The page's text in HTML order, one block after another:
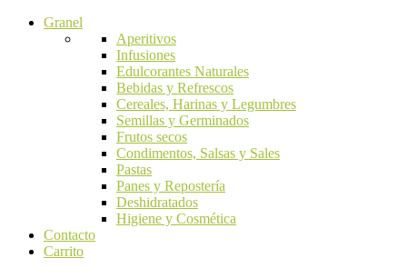
Granel
Aperitivos
Infusiones
Edulcorantes Naturales
Bebidas y Refrescos
Cereales, Harinas y Legumbres
Semillas y Germinados
Frutos secos
Condimentos, Salsas y Sales
Pastas
Panes y Repostería
Deshidratados
Higiene y Cosmética
Contacto
Carrito